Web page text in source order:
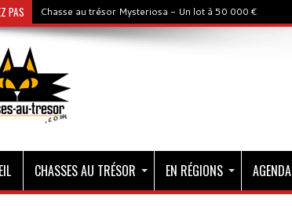
PAS Chasse au trésor Mysteriosa - Un lot à 50 000 €
CHASSES AU TRÉSOR EN RÉGIONS AGENDA